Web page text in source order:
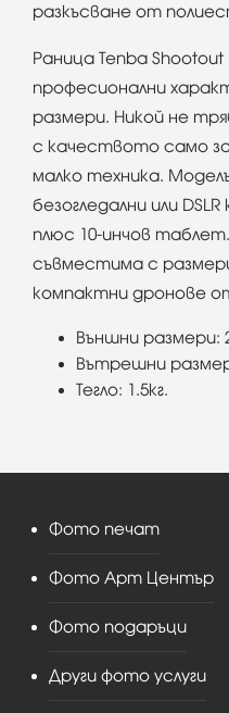
разкъсване от
Раница Tenba Shootout
професионални
размери. Никой не
с качеството само
малко техника.
безогледални или
плюс 10-инчов
съвместима с
компактни дронове
Външни размери:
Вътрешни
Тегло: 1.5кг.
Фото печат
Фото Арт Център
Фото подаръци
Други фото услуги